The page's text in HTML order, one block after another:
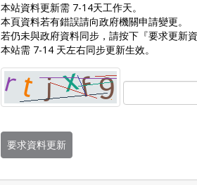
本站資料更新需 7-14天工作天。
本頁資料若有錯誤請向政府機關申請變更。
若仍未與政府資料同步，請按下『要求更新資
本站需 7-14 天左右同步更新生效。
要求資料更新